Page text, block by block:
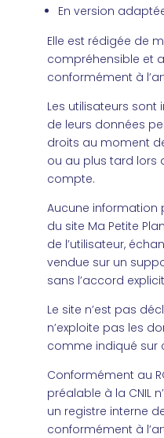
En version
Elle est rédigée de
compréhensible et
conformément à
Les utilisateurs
de leurs données
droits au moment
ou au plus tard lors
compte.
Aucune information
du site Ma Petite
de l’utilisateur,
vendue sur un
sans l’accord
Le site n’est pas
n’exploite pas les
comme indiqué sur
Conformément au
préalable à la CNIL
un registre interne
conformément à